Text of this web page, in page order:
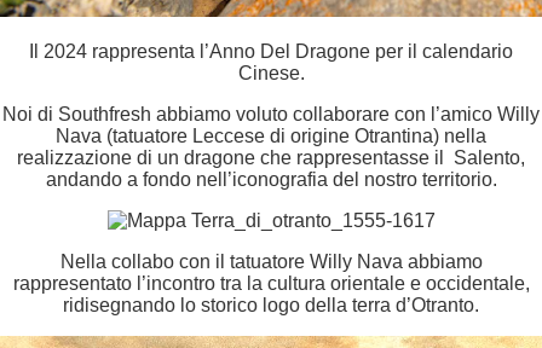
Il 2024 rappresenta l’Anno Del Dragone per il calendario
Cinese.
Noi di Southfresh abbiamo voluto collaborare con l’amico Willy
Nava (tatuatore Leccese di origine Otrantina) nella
realizzazione di un dragone che rappresentasse il Salento,
andando a fondo nell’iconografia del nostro territorio.
Nella collabo con il tatuatore Willy Nava abbiamo
rappresentato l’incontro tra la cultura orientale e occidentale,
ridisegnando lo storico logo della terra d’Otranto.